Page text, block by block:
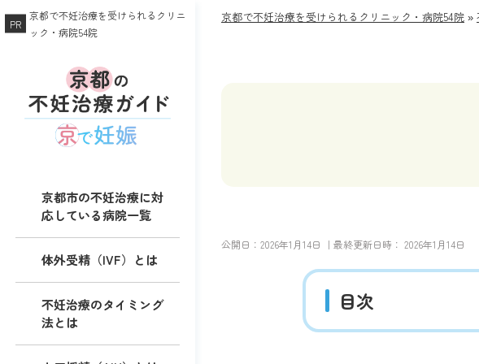
京都で不妊治療を受けられるクリニ
ック・病院54院
京都市の不妊治療に対
応している病院一覧
体外受精（IVF）とは
不妊治療のタイミング
法とは
京都で不妊治療を受けられるクリニック・病院54院 »
公開日： 2026年1月14日 ｜最終更新日時： 2026年1月14日
目次